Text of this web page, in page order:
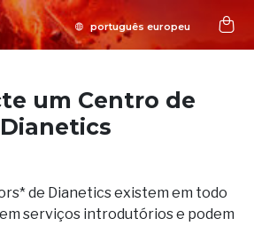
um Centro de
Dianetics
de Dianetics existem em todo
serviços introdutórios e podem